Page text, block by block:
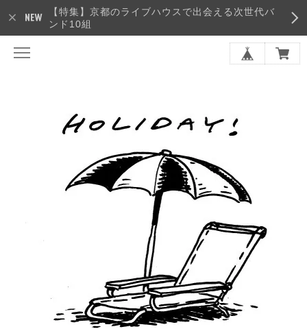
【特集】京都のライブハウスで出会える次世代バ
ンド10組